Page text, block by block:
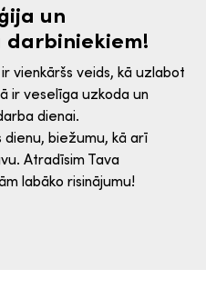
un
vienkāršs veids, kā uzlabot
ir veselīga uzkoda un
dienai.
biežumu, kā arī
Atradīsim Tava
labāko risinājumu!